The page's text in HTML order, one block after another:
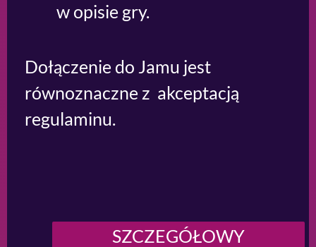
w opisie gry.
Dołączenie do Jamu jest
równoznaczne z akceptacją
regulaminu.
SZCZEGÓŁOWY